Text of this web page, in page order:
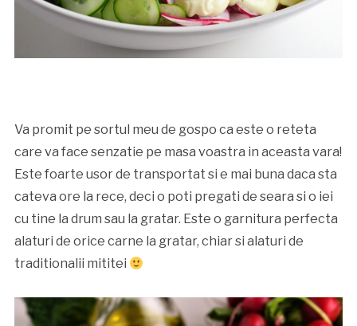
Va promit pe sortul meu de gospo ca este o reteta
care va face senzatie pe masa voastra in aceasta vara!
Este foarte usor de transportat si e mai buna daca sta
cateva ore la rece, deci o poti pregati de seara si o iei
cu tine la drum sau la gratar. Este o garnitura perfecta
alaturi de orice carne la gratar, chiar si alaturi de
traditionalii mititei